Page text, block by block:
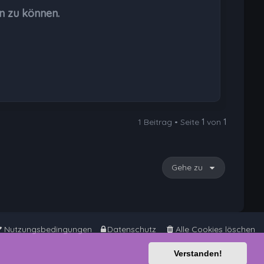
Verstanden!
zu können.
1 Beitrag • Seite1 von1
Gehe zu
Alle Cookies löschen
Datenschutz
Nutzungsbedingungen